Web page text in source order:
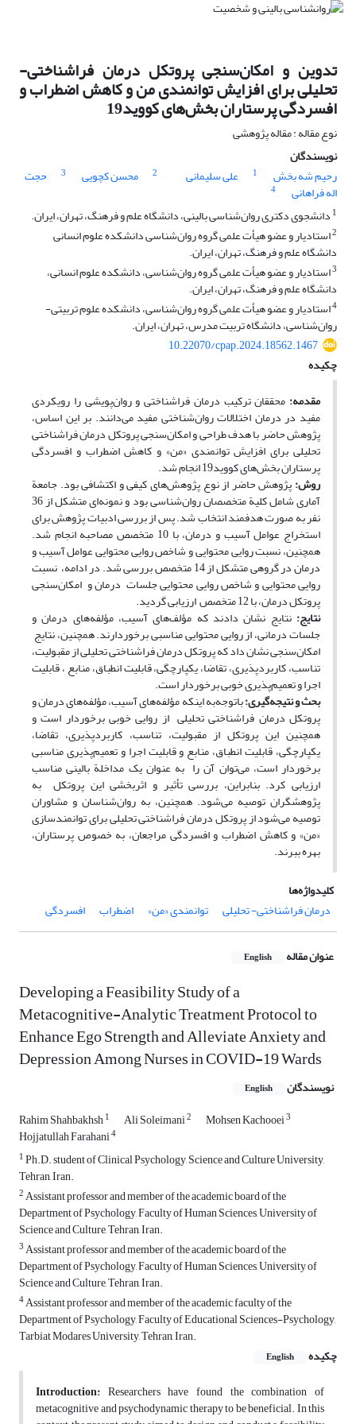
تدوین و امکان‌سنجی پروتکل درمان فراشناختی-
تحلیلی برای افزایش توانمندی من و کاهش اضطراب و
افسردگی پرستاران بخش‌های کووید19
نوع مقاله : مقاله پژوهشی
نویسندگان
رحیم شه بخش
1 علی سلیمانی 2 محسن کچویی 3 حجت
اله فراهانی
4
1 دانشجوی دکتری روان‌شناسی بالینی، دانشگاه علم و فرهنگ، تهران، ایران.
2استادیار و عضو هیأت علمی گروه روان‌شناسی دانشکده علوم انسانی
دانشگاه علم و فرهنگ، تهران، ایران.
3استادیار و عضو هیأت علمی گروه روان‌شناسی، دانشکده علوم انسانی،
دانشگاه علم و فرهنگ، تهران، ایران.
4استادیار و عضو هیأت علمی گروه روان‌شناسی، دانشکده علوم تربیتی-
روان‌شناسی، دانشگاه تربیت مدرس، تهران، ایران.
10.22070/cpap.2024.18562.1467
چکیده
مقدمه: محققان ترکیب درمان فراشناختی و روان‌پویشی را رویکردی
مفید در درمان اختلالات روان‌شناختی مفید می‌دانند. بر این اساس،
پژوهش حاضر با هدف طراحی و امکان‌سنجی پروتکل درمان فراشناختی
تحلیلی برای افزایش توانمندی ‌«من» و کاهش اضطراب و افسردگی
پرستاران بخش‌های کووید19 انجام شد.
روش:پژوهش حاضر از نوع پژوهش‌های کیفی و اکتشافی بود. جامعة
آماری شامل کلیة متخصصان روان‌شناسی بود و نمونه‌ای متشکل از 36
نفر به صورت هدفمند انتخاب شد. پس از بررسی ادبیات پژوهش برای
استخراج عوامل آسیب و درمان، با 10 متخصص مصاحبه انجام شد.
همچنین، نسبت روایی محتوایی و شاخص روایی محتوایی عوامل آسیب و
درمان در گروهی متشکل از 14 متخصص بررسی شد. در ادامه، نسبت
روایی محتوایی و شاخص روایی محتوایی جلسات درمان و امکان‌سنجی
پروتکل درمان، با 12 متخصص ارزیابی گردید.
نتایج: نتایج نشان دادند که مؤلف‌های آسیب، مؤلفه‌های درمان و
جلسات درمانی، از روایی محتوایی مناسبی برخوردارند. همچنین، نتایج
امکان‌سنجی نشان داد که پروتکل درمان فراشناختی تحلیلی از مقبولیت،
تناسب، کاربردپذیری، تقاضا، یکپارچگی، قابلیت انطباق، منابع ، قابلیت
اجرا و تعمیم‌پذیری خوبی برخوردار است.
بحث و نتیجه‏‌گیری:باتوجه‌به اینکه مؤلفه‌های آسیب، مؤلفه‌های درمان و
پروتکل درمان فراشناختی تحلیلی از روایی خوبی برخوردار است و
همچنین این پروتکل از مقبولیت، تناسب، کاربردپذیری، تقاضا،
یکپارچگی، قابلیت انطباق، منابع و قابلیت اجرا و تعمیم‌پذیری مناسبی
برخوردار است، می‌توان آن را به عنوان یک مداخلة بالینی مناسب
ارزیابی کرد. بنابراین، بررسی تأثیر و اثربخشی این پروتکل به
پژوهشگران توصیه می‌شود. همچنین، به روان‌شناسان و مشاوران
توصیه می‌شود از پروتکل درمان فراشناختی تحلیلی برای توانمندسازی
‌«من» و کاهش اضطراب و افسردگی مراجعان، به خصوص پرستاران،
بهره ببرند.
کلیدواژه‌ها
درمان فراشناختی- تحلیلی
توانمندی ‌«من» اضطراب افسردگی
عنوان مقاله English
Developing a Feasibility Study of a
Metacognitive-Analytic Treatment Protocol to
Enhance Ego Strength and Alleviate Anxiety and
Depression Among Nurses in COVID-19 Wards
نویسندگان English
Rahim Shahbakhsh1 Ali Soleimani2 Mohsen Kachooei3
Hojjatullah Farahani4
1Ph.D. student of Clinical Psychology, Science and Culture University,
Tehran, Iran.
2Assistant professor and member of the academic board of the
Department of Psychology, Faculty of Human Sciences, University of
Science and Culture, Tehran, Iran.
3Assistant professor and member of the academic board of the
Department of Psychology, Faculty of Human Sciences, University of
Science and Culture, Tehran, Iran.
4Assistant professor and member of the academic faculty of the
Department of Psychology, Faculty of Educational Sciences-Psychology,
Tarbiat Modares University, Tehran, Iran.
چکیده
English
Introduction: Researchers have found the combination of
metacognitive and psychodynamic therapy to be beneficial. In this